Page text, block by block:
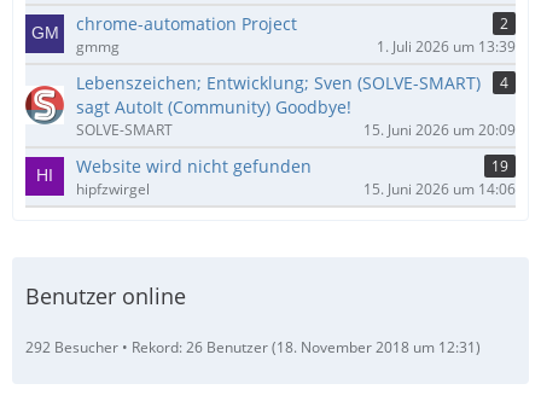
chrome-automation Project
2
gmmg
1. Juli 2026 um 13:39
Lebenszeichen; Entwicklung; Sven (SOLVE-SMART)
sagt AutoIt (Community) Goodbye!
4
SOLVE-SMART 15. Juni 2026 um 20:09
Website wird nicht gefunden
19
hipfzwirgel
15. Juni 2026 um 14:06
Benutzer online
292 Besucher Rekord: 26 Benutzer (18. November 2018 um 12:31)